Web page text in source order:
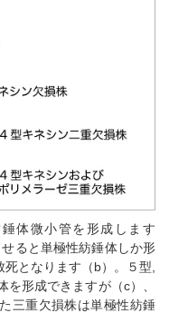
体微小管を形成します
ると単極性紡錘体しか形
となります（b）。５型,
形成できますが（c）、
三重欠損株は単極性紡錘